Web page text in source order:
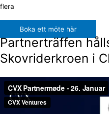
flera
Boka ett möte här
Partnerträffen
Skovriderkroen i